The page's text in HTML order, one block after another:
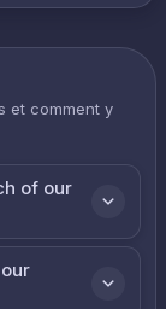
et comment y
of our